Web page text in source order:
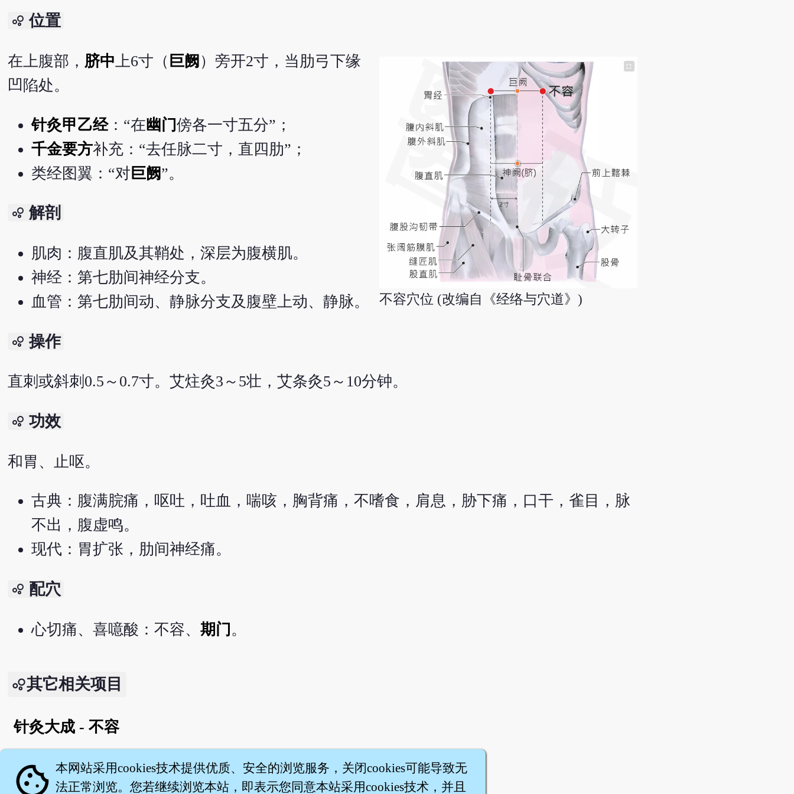
bubble_chart 位置
不容穴位 (改编自《经络与穴道》)
在上腹部， 脐中上6寸（ 巨阙 ）旁开2寸，当肋弓下缘
凹陷处。
针灸甲乙经：“在幽门傍各一寸五分”；
千金要方补充：“去任脉二寸，直四肋”；
类经图翼：“对 巨阙”。
bubble_chart 解剖
肌肉：腹直肌及其鞘处，深层为腹横肌。
神经：第七肋间神经分支。
血管：第七肋间动、静脉分支及腹壁上动、静脉。
bubble_chart 操作
直刺或斜刺0.5～0.7寸。艾炷灸3～5壮，艾条灸5～10分钟。
bubble_chart 功效
和胃、止呕。
古典：腹满脘痛，呕吐，吐血，喘咳，胸背痛，不嗜食，肩息，胁下痛，口干，雀目，脉
不出，腹虚鸣。
现代：胃扩张，肋间神经痛。
bubble_chart 配穴
心切痛、喜噫酸：不容、 期门 。
其它相关项目
针灸大成 - 不容
English version
cookie 本网站采用cookies技术提供优质、安全的浏览服务，关闭cookies可能导致无
法正常浏览。您若继续浏览本站，即表示您同意本站采用cookies技术，并且